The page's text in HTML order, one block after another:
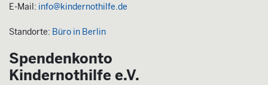
E-Mail: info@kindernothilfe.de
Standorte: Büro in Berlin
Spendenkonto
Kindernothilfe e.V.